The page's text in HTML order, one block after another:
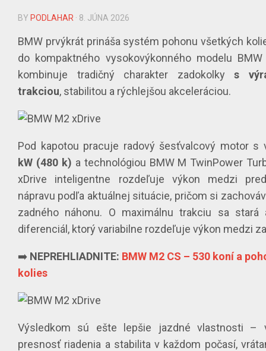
BY PODLAHAR · 8. JÚNA 2026
BMW prvýkrát prináša systém pohonu všetkých
do kompaktného vysokovýkonného modelu
kombinuje tradičný charakter zadokolky s
trakciou, stabilitou a rýchlejšou akceleráciou.
Pod kapotou pracuje radový šesťvalcový motor s
kW (480 k) a technológiou BMW M TwinPower
xDrive inteligentne rozdeľuje výkon medzi
nápravu podľa aktuálnej situácie, pričom si
zadného náhonu. O maximálnu trakciu sa
diferenciál, ktorý variabilne rozdeľuje výkon medzi
➡️ NEPREHLIADNITE: BMW M2 CS – 530 koní a
kolies
Výsledkom sú ešte lepšie jazdné vlastnosti –
presnosť riadenia a stabilita v každom počasí,